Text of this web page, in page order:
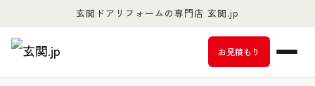
玄関ドアリフォームの専門店 玄関.jp
お見積もり